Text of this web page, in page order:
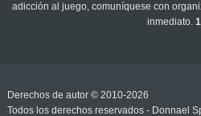
adicción al juego, comuníquese con
inmediato.
Derechos de autor © 2010-2026
Todos los derechos reservados - Donnael